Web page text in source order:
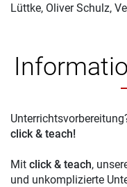
Lüttke, Oliver Schulz,
click & teach!
Mit click & teach,
und unkomplizierte